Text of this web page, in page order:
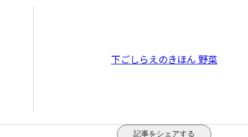
下ごしらえのきほん 野菜
記事をシェアする